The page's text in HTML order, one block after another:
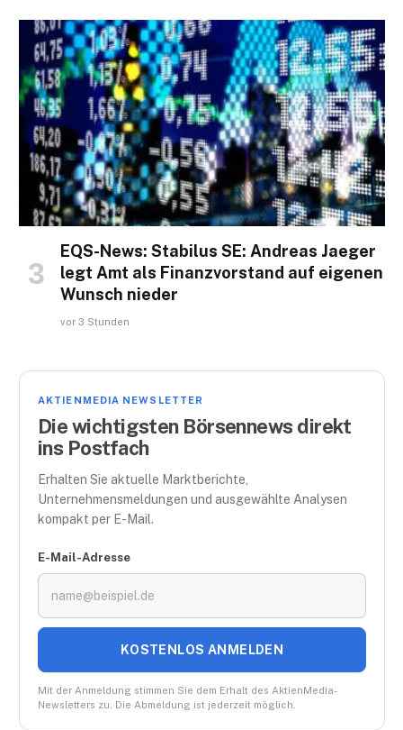
EQS-News: Stabilus SE: Andreas Jaeger
legt Amt als Finanzvorstand auf eigenen
Wunsch nieder
vor 3 Stunden
AKTIENMEDIA NEWSLETTER
Die wichtigsten Börsennews direkt
ins Postfach
Erhalten Sie aktuelle Marktberichte,
Unternehmensmeldungen und ausgewählte Analysen
kompakt per E-Mail.
E-Mail-Adresse
KOSTENLOS ANMELDEN
Mit der Anmeldung stimmen Sie dem Erhalt des AktienMedia-
Newsletters zu. Die Abmeldung ist jederzeit möglich.